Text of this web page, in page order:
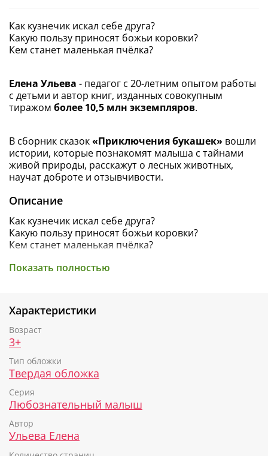
Как кузнечик искал себе друга?
Какую пользу приносят божьи коровки?
Кем станет маленькая пчёлка?
Елена Ульева - педагог с 20-летним опытом работы
с детьми и автор книг, изданных совокупным
тиражом более 10,5 млн экземпляров.
В сборник сказок«Приключения букашек» вошли
истории, которые познакомят малыша с тайнами
живой природы, расскажут о лесных животных,
научат доброте и отзывчивости.
Описание
Как кузнечик искал себе друга?
Какую пользу приносят божьи коровки?
Кем станет маленькая пчёлка?
Елена Ульева- педагог с 20-летним опытом работы
В сборник сказок«Приключения букашек»
истории, которые познакомят малыша с тайнами
живой природы, расскажут о лесных животных,
научат доброте и отзывчивости.
Показать полностью
Характеристики
Возраст
3+
Тип обложки
Твердая обложка
Серия
Любознательный малыш
Автор
Ульева Елена